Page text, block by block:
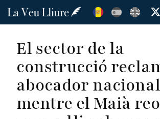
Vés
El sector de la
construcció
abocador nacional
mentre el Maià